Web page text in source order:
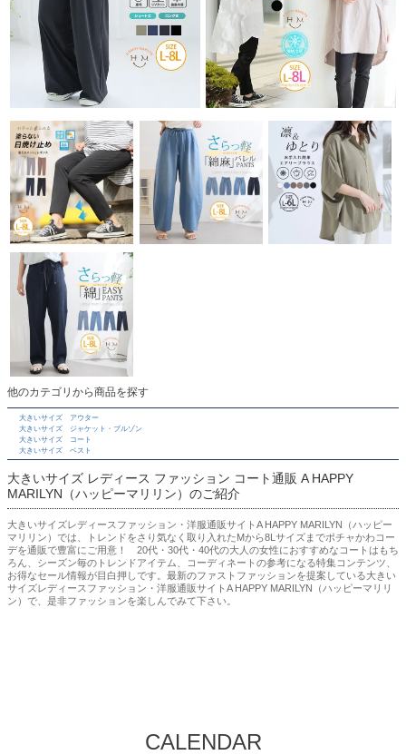
他のカテゴリから商品を探す
大きいサイズ アウター
大きいサイズ ジャケット・ブルゾン
大きいサイズ コート
大きいサイズ ベスト
大きいサイズ レディース ファッション コート通販 A HAPPY
MARILYN（ハッピーマリリン）のご紹介
大きいサイズレディースファッション・洋服通販サイトA HAPPY MARILYN（ハッピー
マリリン）では、トレンドをさり気なく取り入れたMから8Lサイズまでポチャかわコー
デを通販で豊富にご用意！ 20代・30代・40代の大人の女性におすすめなコートはもち
ろん、シーズン毎のトレンドアイテム、コーディネートの参考になる特集コンテンツ、
お得なセール情報が目白押しです。最新のファストファッションを提案している大きい
サイズレディースファッション・洋服通販サイトA HAPPY MARILYN（ハッピーマリリ
ン）で、是非ファッションを楽しんでみて下さい。
CALENDAR